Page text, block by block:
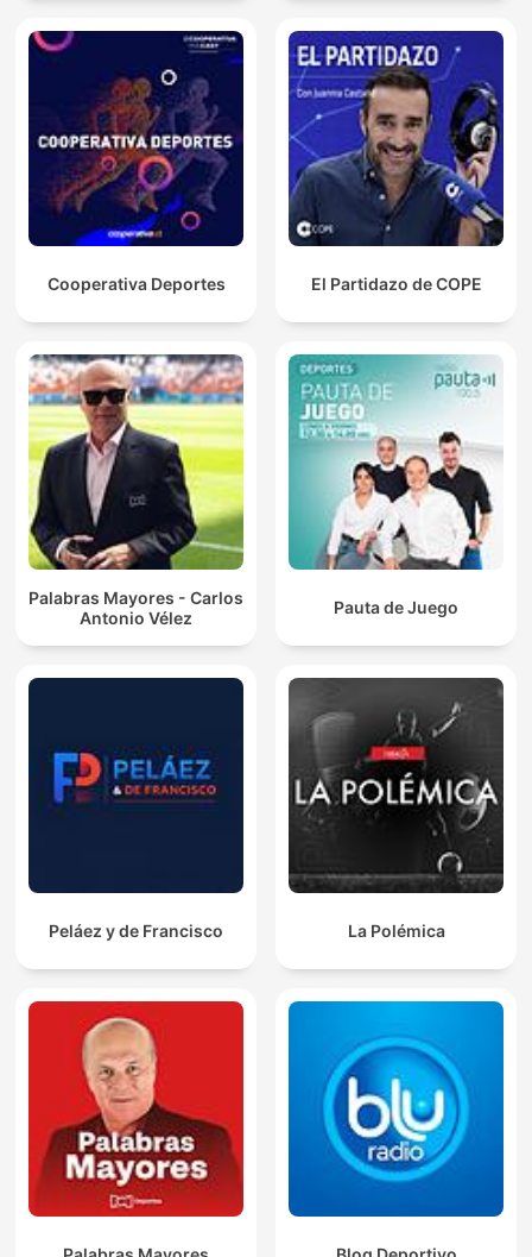
Cooperativa Deportes El Partidazo de COPE
Palabras Mayores - Carlos
Antonio Vélez
Pauta de Juego
Peláez y de Francisco La Polémica